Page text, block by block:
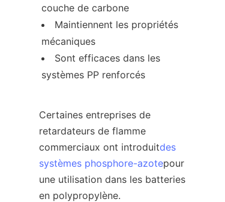
couche de carbone
Maintiennent les propriétés
mécaniques
Sont efficaces dans les
systèmes PP renforcés
Certaines entreprises de
retardateurs de flamme
commerciaux ont introduitdes
systèmes phosphore-azotepour
une utilisation dans les batteries
en polypropylène.